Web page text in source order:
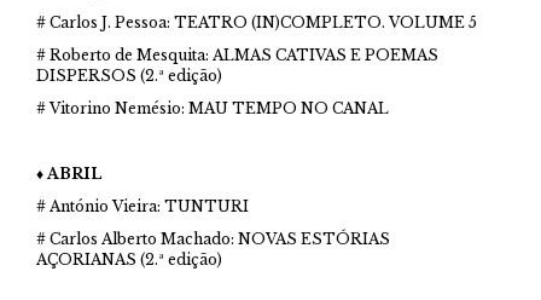
# Carlos J. Pessoa: TEATRO (IN)COMPLETO. VOLUME 5
# Roberto de Mesquita: ALMAS CATIVAS E POEMAS
DISPERSOS (2.ª edição)
# Vitorino Nemésio: MAU TEMPO NO CANAL
♦ ABRIL
# António Vieira: TUNTURI
# Carlos Alberto Machado: NOVAS ESTÓRIAS
AÇORIANAS (2.ª edição)